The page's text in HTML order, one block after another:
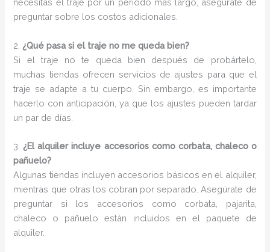
necesitas el traje por un periodo más largo, asegúrate de
preguntar sobre los costos adicionales.
2. ¿Qué pasa si el traje no me queda bien?
Si el traje no te queda bien después de probártelo,
muchas tiendas ofrecen servicios de ajustes para que el
traje se adapte a tu cuerpo. Sin embargo, es importante
hacerlo con anticipación, ya que los ajustes pueden tardar
un par de días.
3. ¿El alquiler incluye accesorios como corbata, chaleco o
pañuelo?
Algunas tiendas incluyen accesorios básicos en el alquiler,
mientras que otras los cobran por separado. Asegúrate de
preguntar si los accesorios como corbata, pajarita,
chaleco o pañuelo están incluidos en el paquete de
alquiler.